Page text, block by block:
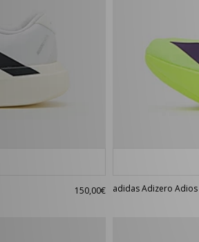
150,00€ adidas Adizero Adios